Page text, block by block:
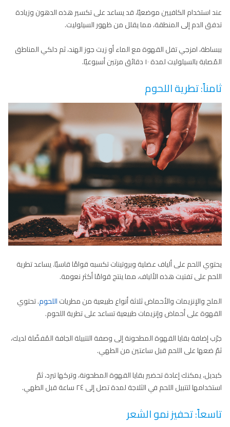
عند استخدام الكافيين موضعيًا، قد يساعد على تكسير هذه الدهون وزيادة
تدفق الدم إلى المنطقة، مما يقلل من ظهور السيلوليت.
ببساطة، امزجي تفل القهوة مع الماء أو زيت جوز الهند، ثم دلكي المناطق
المُصابة بالسيلوليت لمدة ١٠ دقائق مرتين أسبوعيًا.
ثامناً: تطرية اللحوم
يحتوي اللحم على ألياف عضلية وبروتينات تكسبه قوامًا قاسيًا. يساعد تطرية
اللحم على تفتيت هذه الألياف، مما ينتج قوامًا أكثر نعومة.
الملح والإنزيمات والأحماض ثلاثة أنواع طبيعية من مطرياتاللحوم. تحتوي
القهوة على أحماض وإنزيمات طبيعية تساعد على تطرية اللحوم.
جرّب إضافة بقايا القهوة المطحونة إلى وصفة التتبيلة الجافة المُفضّلة لديك،
ثمّ ضعها على اللحم قبل ساعتين من الطهي.
كبديل، يمكنك إعادة تحضير بقايا القهوة المطحونة، وتركها تبرد، ثمّ
استخدامها لتتبيل اللحم في الثلاجة لمدة تصل إلى ٢٤ ساعة قبل الطهي.
تاسعاً: تحفيز نمو الشعر